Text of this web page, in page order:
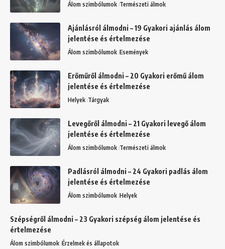
Álom szimbólumok Természeti álmok
Ajánlásról álmodni – 19 Gyakori ajánlás álom
jelentése és értelmezése
Álom szimbólumok Események
Erőműről álmodni – 20 Gyakori erőmű álom
jelentése és értelmezése
Helyek Tárgyak
Levegőről álmodni – 21 Gyakori levegő álom
jelentése és értelmezése
Álom szimbólumok Természeti álmok
Padlásról álmodni – 24 Gyakori padlás álom
jelentése és értelmezése
Álom szimbólumok Helyek
Szépségről álmodni – 23 Gyakori szépség álom jelentése és
értelmezése
Álom szimbólumok Érzelmek és állapotok